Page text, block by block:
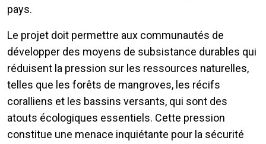
pays.
Le projet doit permettre aux communautés de
développer des moyens de subsistance durables qui
réduisent la pression sur les ressources naturelles,
telles que les forêts de mangroves, les récifs
coralliens et les bassins versants, qui sont des
atouts écologiques essentiels. Cette pression
constitue une menace inquiétante pour la sécurité